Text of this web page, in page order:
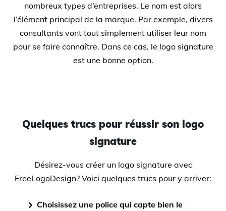
nombreux types d’entreprises. Le nom est alors
l’élément principal de la marque. Par exemple, divers
consultants vont tout simplement utiliser leur nom
pour se faire connaître. Dans ce cas, le logo signature
est une bonne option.
Quelques trucs pour réussir son logo
signature
Désirez-vous créer un logo signature avec
FreeLogoDesign? Voici quelques trucs pour y arriver:
Choisissez une police qui capte bien le